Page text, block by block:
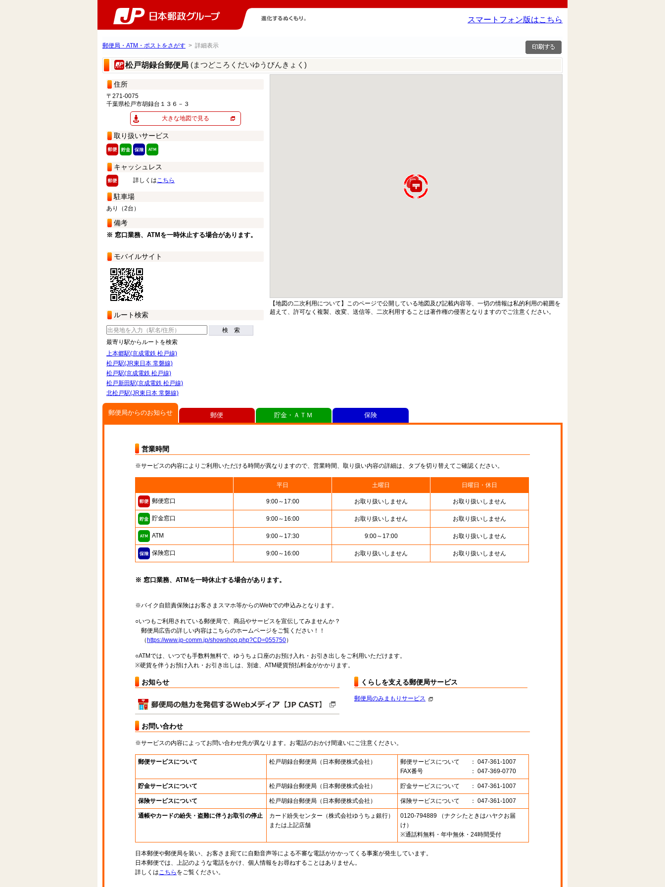
スマートフォン版はこちら
郵便局・ATM・ポストをさがす > 詳細表示
松戸胡録台郵便局 (まつどころくだいゆうびんきょく)
住所
〒271-0075
千葉県松戸市胡録台１３６－３
大きな地図で見る
取り扱いサービス
キャッシュレス
詳しくはこちら
駐車場
あり（2台）
備考
※ 窓口業務、ATMを一時休止する場合があります。
モバイルサイト
ルート検索
検 索
最寄り駅からルートを検索
上本郷駅(京成電鉄 松戸線)
松戸駅(JR東日本 常磐線)
松戸駅(京成電鉄 松戸線)
松戸新田駅(京成電鉄 松戸線)
北松戸駅(JR東日本 常磐線)
【地図の二次利用について】このページで公開している地図及び記載内容等、一切の情報は私的利用の範囲を
超えて、許可なく複製、改変、送信等、二次利用することは著作権の侵害となりますのでご注意ください。
郵便局からのお知らせ
営業時間
※サービスの内容によりご利用いただける時間が異なりますので、営業時間、取り扱い内容の詳細は、タブを切り替えてご確認ください。
平日 土曜日 日曜日・休日
郵便窓口 9:00～17:00 お取り扱いしません お取り扱いしません
貯金窓口 9:00～16:00 お取り扱いしません お取り扱いしません
ATM 9:00～17:30 9:00～17:00 お取り扱いしません
保険窓口 9:00～16:00 お取り扱いしません お取り扱いしません
※ 窓口業務、ATMを一時休止する場合があります。
※バイク自賠責保険はお客さまスマホ等からのWebでの申込みとなります。
○いつもご利用されている郵便局で、商品やサービスを宣伝してみませんか？
郵便局広告の詳しい内容はこちらのホームページをご覧ください！！
（ https://www.jp-comm.jp/showshop.php?CD=055750）
○ATMでは、いつでも手数料無料で、ゆうちょ口座のお預け入れ・お引き出しをご利用いただけます。
※硬貨を伴うお預け入れ・お引き出しは、別途、ATM硬貨預払料金がかかります。
お知らせ くらしを支える郵便局サービス
郵便局のみまもりサービス
お問い合わせ
※サービスの内容によってお問い合わせ先が異なります。お電話のおかけ間違いにご注意ください。
郵便サービスについて 松戸胡録台郵便局 （日本郵便株式会社） 郵便サービスについて
： 047-361-1007
FAX番号
： 047-369-0770
貯金サービスについて 松戸胡録台郵便局 （日本郵便株式会社） 貯金サービスについて ： 047-361-1007
保険サービスについて 松戸胡録台郵便局 （日本郵便株式会社） 保険サービスについて ： 047-361-1007
通帳やカードの紛失・盗難に伴うお取引の停止 カード紛失センター （株式会社ゆうちょ銀行）
または上記店舗
0120-794889 （ナクシたときはハヤクお届
け）
※通話料無料・年中無休・24時間受付
日本郵便や郵便局を装い、お客さま宛てに自動音声等による不審な電話がかかってくる事案が発生しています。
日本郵便では、上記のような電話をかけ、個人情報をお尋ねすることはありません。
詳しくはこちら をご覧ください。
郵便 貯金・ＡＴＭ 保険